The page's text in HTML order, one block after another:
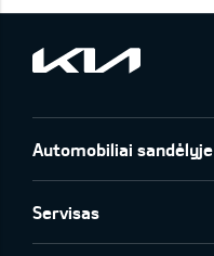
Automobiliai sandėlyje
Servisas